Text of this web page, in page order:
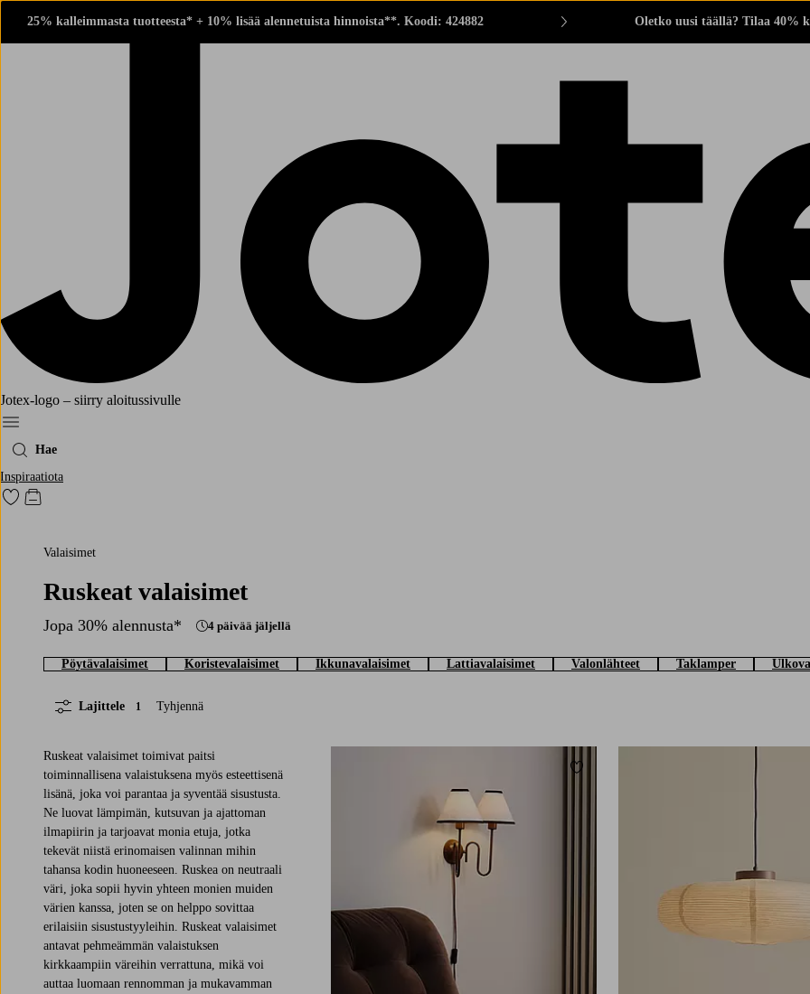
25% kalleimmasta tuotteesta* + 10% lisää alennetuista hinnoista**. Koodi: 424882 Oletko uusi täällä? Tilaa 40%
Jotex-logo – siirry aloitussivulle
Menu
Hae
Inspiraatiota
Siirry merkittyihin suosikkituotteisiin
Siirry ostoskoriin
Valaisimet
Ruskeat valaisimet
Jopa 30% alennusta* 4 päivää jäljellä
Pöytävalaisimet Koristevalaisimet Ikkunavalaisimet Lattiavalaisimet Valonlähteet Taklamper
Lajittele 1 Tyhjennä
Ruskeat valaisimet toimivat paitsi
toiminnallisena valaistuksena myös esteettisenä
lisänä, joka voi parantaa ja syventää sisustusta.
Ne luovat lämpimän, kutsuvan ja ajattoman
ilmapiirin ja tarjoavat monia etuja, jotka
tekevät niistä erinomaisen valinnan mihin
tahansa kodin huoneeseen. Ruskea on neutraali
väri, joka sopii hyvin yhteen monien muiden
värien kanssa, joten se on helppo sovittaa
erilaisiin sisustustyyleihin. Ruskeat valaisimet
antavat pehmeämmän valaistuksen
kirkkaampiin väreihin verrattuna, mikä voi
auttaa luomaan rennomman ja mukavamman
Lisää suosikkeihin